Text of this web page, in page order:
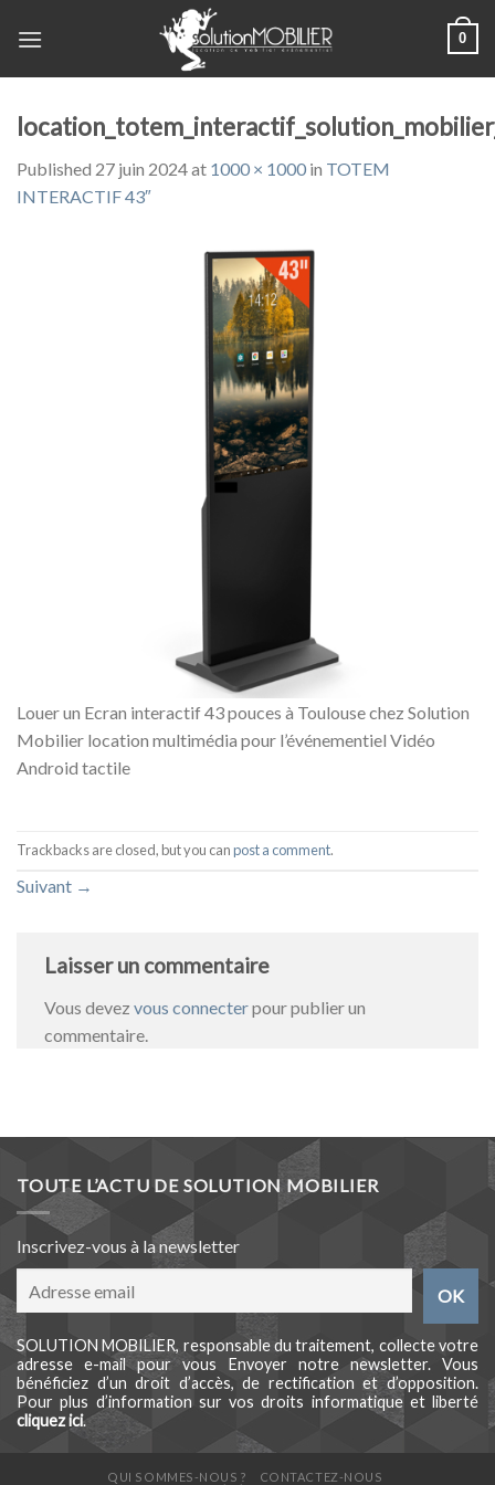
0
Published 27 juin 2024at 1000 × 1000 in TOTEM
INTERACTIF 43″
Louer un Ecran interactif 43 pouces à Toulouse chez Solution
Mobilier location multimédia pour l’événementiel Vidéo
Android tactile
Trackbacks are closed, but you canpost a comment.
Suivant →
Laisser un commentaire
Vous devez vous connecterpour publier un
commentaire.
TOUTE L’ACTU DE SOLUTION MOBILIER
Inscrivez-vous à la newsletter
SOLUTION MOBILIER, responsable du traitement, collecte votre
adresse e-mail pour vous Envoyer notre newsletter. Vous
bénéficiez d’un droit d’accès, de rectification et d’opposition.
Pour plus d’information sur vos droits informatique et liberté
cliquez ici.
QUI SOMMES-NOUS ?
CONTACTEZ-NOUS